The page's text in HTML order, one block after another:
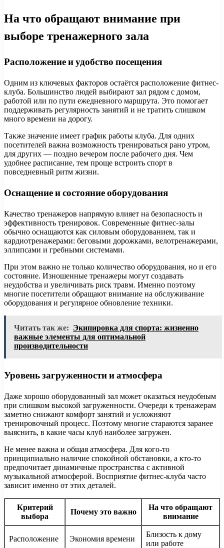
На что обращают внимание при
выборе тренажерного зала
Расположение и удобство посещения
Одним из ключевых факторов остаётся расположение фитнес-
клуба. Большинство людей выбирают зал рядом с домом,
работой или по пути ежедневного маршрута. Это помогает
поддерживать регулярность занятий и не тратить слишком
много времени на дорогу.
Также значение имеет график работы клуба. Для одних
посетителей важна возможность тренироваться рано утром,
для других — поздно вечером после рабочего дня. Чем
удобнее расписание, тем проще встроить спорт в
повседневный ритм жизни.
Оснащение и состояние оборудования
Качество тренажеров напрямую влияет на безопасность и
эффективность тренировок. Современные фитнес-залы
обычно оснащаются как силовым оборудованием, так и
кардиотренажерами: беговыми дорожками, велотренажерами,
эллипсами и гребными системами.
При этом важно не только количество оборудования, но и его
состояние. Изношенные тренажеры могут создавать
неудобства и увеличивать риск травм. Именно поэтому
многие посетители обращают внимание на обслуживание
оборудования и регулярное обновление техники.
Читать так же: Экипировка для спорта: жизненно
важные элементы для оптимальной
производительности
Уровень загруженности и атмосфера
Даже хорошо оборудованный зал может оказаться неудобным
при слишком высокой загруженности. Очереди к тренажерам
заметно снижают комфорт занятий и усложняют
тренировочный процесс. Поэтому многие стараются заранее
выяснить, в какие часы клуб наиболее загружен.
Не менее важна и общая атмосфера. Для кого-то
принципиально наличие спокойной обстановки, а кто-то
предпочитает динамичные пространства с активной
музыкальной атмосферой. Восприятие фитнес-клуба часто
зависит именно от этих деталей.
Критерий
выбора
Почему это важно
На что обращают
внимание
Расположение Экономия времени
Близость к дому
или работе